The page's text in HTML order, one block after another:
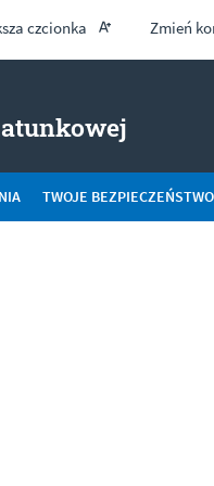
czcionka Zmień
-
TWOJE BEZPIECZEŃSTWO